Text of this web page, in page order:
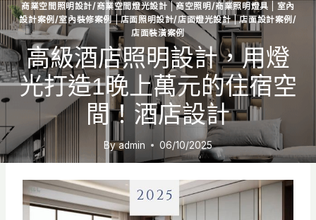
商業空間照明設計/商業空間燈光設計 |商空照明/商業照明燈具
室內
設計案例/室內裝修案例|店面照明設計/店面燈光設計|店面設計案例/
店面裝潢案例
高級酒店照明設計，用燈
光打造1晚上萬元的住宿空
間！酒店設計
Byadmin 06/10/2025